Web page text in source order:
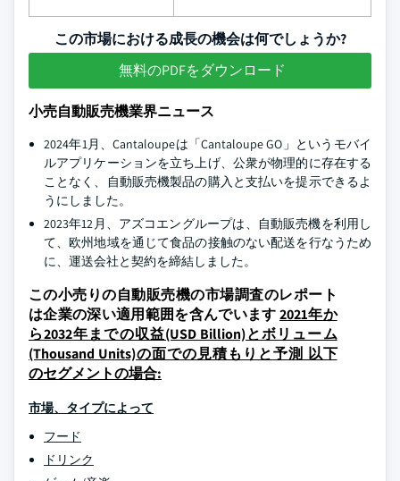
この市場における成長の機会は何でしょうか?
無料のPDFをダウンロード
小売自動販売機業界ニュース
2024年1月、Cantaloupeは「Cantaloupe GO」というモバイ
ルアプリケーションを立ち上げ、公衆が物理的に存在する
ことなく、自動販売機製品の購入と支払いを提示できるよ
うにしました。
2023年12月、アズコエングループは、自動販売機を利用し
て、欧州地域を通じて食品の接触のない配送を行なうため
に、運送会社と契約を締結しました。
この小売りの自動販売機の市場調査のレポート
は企業の深い適用範囲を含んでいます2021年か
ら2032年までの収益(USD Billion)とボリューム
(Thousand Units)の面での見積もりと予測 以下
のセグメントの場合:
市場、タイプによって
フード
ドリンク